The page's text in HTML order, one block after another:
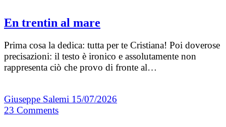
En trentin al mare
Prima cosa la dedica: tutta per te Cristiana! Poi doverose
precisazioni: il testo è ironico e assolutamente non
rappresenta ciò che provo di fronte al…
Giuseppe Salemi 15/07/2026
23 Comments